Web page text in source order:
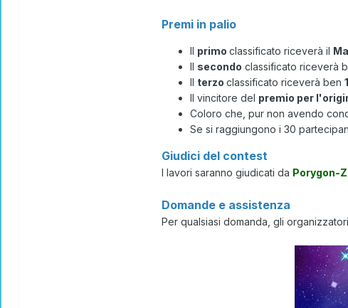
Premi in palio
Il primo classificato riceverà il
Il secondo classificato riceverà
Il terzo classificato riceverà ben
Il vincitore del premio per
Coloro che, pur non avendo
Se si raggiungono i 30
Giudici del contest
I lavori saranno giudicati da Porygon-Z
Domande e assistenza
Per qualsiasi domanda, gli